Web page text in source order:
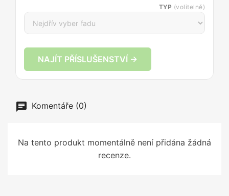
TYP (volitelně)
NAJÍT PŘÍSLUŠENSTVÍ →
Komentáře (0)
Na tento produkt momentálně není přidána žádná
recenze.